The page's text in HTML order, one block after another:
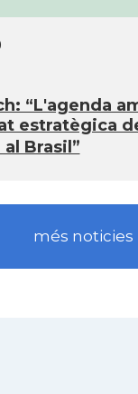
“L'agenda
estratègica
Brasil”
més noticies